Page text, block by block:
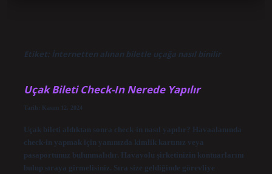
Etiket: İnternetten alınan biletle uçağa nasıl binilir
Uçak Bileti Check-In Nerede Yapılır
Tarih: Kasım 12, 2024
Uçak bileti aldıktan sonra check-in nasıl yapılır? Havaalanında
check-in yapmak için yanınızda kimlik kartınız veya
pasaportunuz bulunmalıdır. Havayolu şirketinizin kontuarlarını
bulup sıraya girmelisiniz. Sıra size geldiğinde görevliye